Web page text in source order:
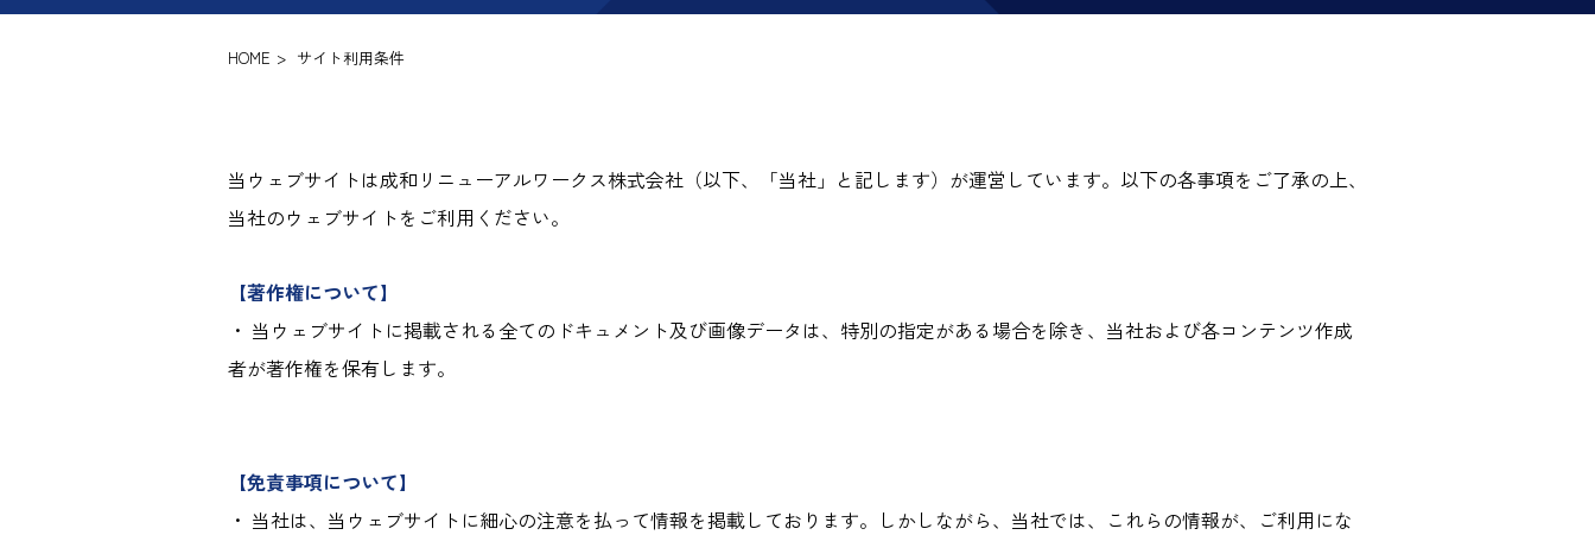
HOME > サイト利用条件
当ウェブサイトは成和リニューアルワークス株式会社（以下、「当社」と記します）が運営しています。以下の各事項をご了承の上、
当社のウェブサイトをご利用ください。
【著作権について】
・ 当ウェブサイトに掲載される全てのドキュメント及び画像データは、特別の指定がある場合を除き、当社および各コンテンツ作成
者が著作権を保有します。
【免責事項について】
・ 当社は、当ウェブサイトに細心の注意を払って情報を掲載しております。しかしながら、当社では、これらの情報が、ご利用にな